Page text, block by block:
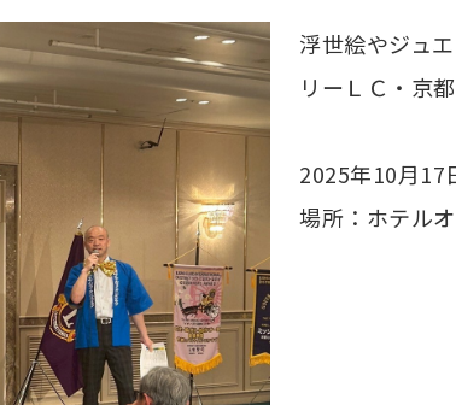
浮世絵やジュ
リーＬＣ・京
2025年10月17
場所：ホテル